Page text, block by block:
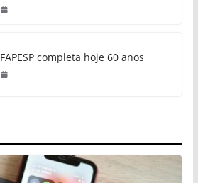
FAPESP completa hoje 60 anos